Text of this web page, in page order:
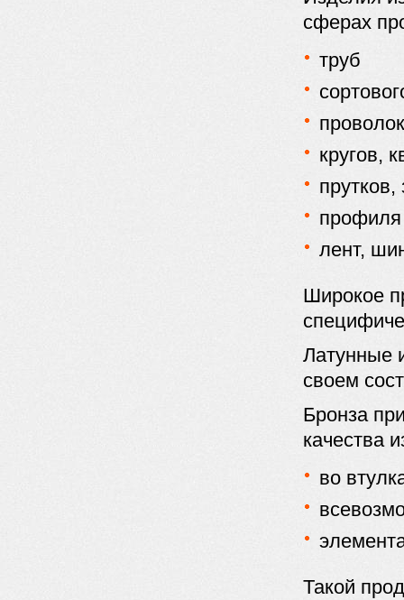
сферах
труб
кругов,
прутков,
профиля
лент,
Широкое
Латунные
своем
Бронза
качества
во
Такой